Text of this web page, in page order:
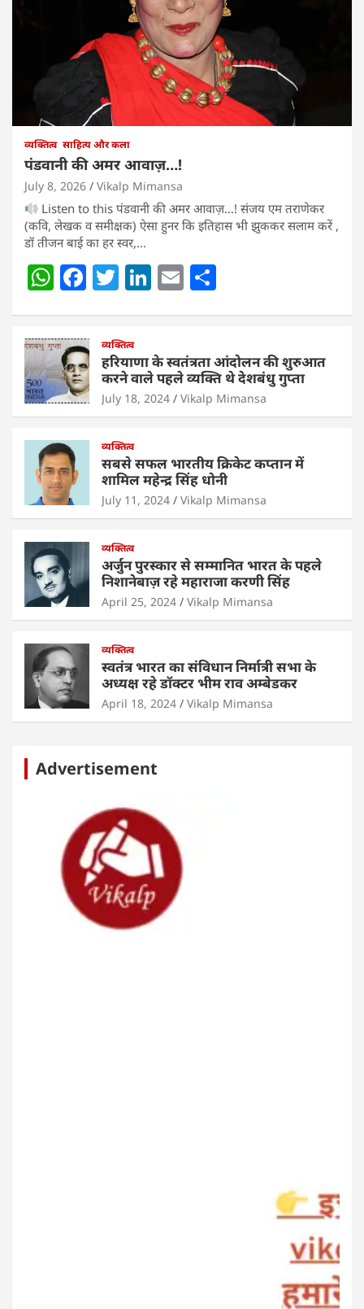
व्यक्तित्व साहित्य और कला
पंडवानी की अमर आवाज़…!
July 8, 2026 Vikalp Mimansa
Listen to this पंडवानी की अमर आवाज़…! संजय एम तराणेकर
(कवि, लेखक व समीक्षक) ऐसा हुनर कि इतिहास भी झुककर सलाम करें ,
डॉ तीजन बाई का हर स्वर,…
W
at
s
A
p
p
F
c
e
b
o
o
T
er
Li
e
dI
n
E
l e
व्यक्तित्व
हरियाणा के स्वतंत्रता आंदोलन की शुरुआत
करने वाले पहले व्यक्ति थे देशबंधु गुप्ता
July 18, 2024 Vikalp Mimansa
व्यक्तित्व
सबसे सफल भारतीय क्रिकेट कप्तान में
शामिल महेन्द्र सिंह धोनी
July 11, 2024 Vikalp Mimansa
व्यक्तित्व
अर्जुन पुरस्कार से सम्मानित भारत के पहले
निशानेबाज़ रहे महाराजा करणी सिंह
April 25, 2024 Vikalp Mimansa
व्यक्तित्व
स्वतंत्र भारत का संविधान निर्मात्री सभा के
अध्यक्ष रहे डॉक्टर भीम राव अम्बेडकर
April 18, 2024 Vikalp Mimansa
Advertisement